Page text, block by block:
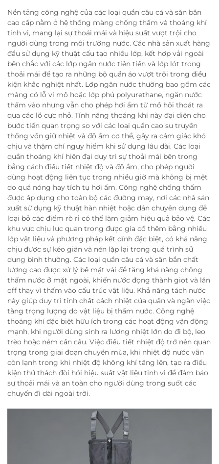
Nền tảng công nghệ của các loại quần câu cá và săn bắn
cao cấp nằm ở hệ thống màng chống thấm và thoáng khí
tinh vi, mang lại sự thoải mái và hiệu suất vượt trội cho
người dùng trong môi trường nước. Các nhà sản xuất hàng
đầu sử dụng kỹ thuật cấu tạo nhiều lớp, kết hợp vải ngoài
bền chắc với các lớp ngăn nước tiên tiến và lớp lót trong
thoải mái để tạo ra những bộ quần áo vượt trội trong điều
kiện khắc nghiệt nhất. Lớp ngăn nước thường bao gồm các
màng có lỗ vi mô hoặc lớp phủ polyurethane, ngăn nước
thấm vào nhưng vẫn cho phép hơi ẩm từ mồ hôi thoát ra
qua các lỗ cực nhỏ. Tính năng thoáng khí này đại diện cho
bước tiến quan trọng so với các loại quần cao su truyền
thống vốn giữ nhiệt và độ ẩm cơ thể, gây ra cảm giác khó
chịu và thậm chí nguy hiểm khi sử dụng lâu dài. Các loại
quần thoáng khí hiện đại duy trì sự thoải mái bên trong
bằng cách điều tiết nhiệt độ và độ ẩm, cho phép người
dùng hoạt động liên tục trong nhiều giờ mà không bị mệt
do quá nóng hay tích tụ hơi ẩm. Công nghệ chống thấm
được áp dụng cho toàn bộ các đường may, nơi các nhà sản
xuất sử dụng kỹ thuật hàn nhiệt hoặc dán chuyên dụng để
loại bỏ các điểm rò rỉ có thể làm giảm hiệu quả bảo vệ. Các
khu vực chịu lực quan trọng được gia cố thêm bằng nhiều
lớp vật liệu và phương pháp kết dính đặc biệt, có khả năng
chịu được sự kéo giãn và nén lặp lại trong quá trình sử
dụng bình thường. Các loại quần câu cá và săn bắn chất
lượng cao được xử lý bề mặt vải để tăng khả năng chống
thấm nước ở mặt ngoài, khiến nước đọng thành giọt và lăn
off thay vì thấm vào cấu trúc vật liệu. Khả năng tách nước
này giúp duy trì tính chất cách nhiệt của quần và ngăn việc
tăng trọng lượng do vật liệu bị thấm nước. Công nghệ
thoáng khí đặc biệt hữu ích trong các hoạt động vận động
mạnh, khi người dùng sinh ra lượng nhiệt lớn do đi bộ, leo
trèo hoặc ném cần câu. Việc điều tiết nhiệt độ trở nên quan
trọng trong giai đoạn chuyển mùa, khi nhiệt độ nước vẫn
còn lạnh trong khi nhiệt độ không khí tăng lên, tạo ra điều
kiện thử thách đòi hỏi hiệu suất vật liệu tinh vi để đảm bảo
sự thoải mái và an toàn cho người dùng trong suốt các
chuyến đi dài ngoài trời.